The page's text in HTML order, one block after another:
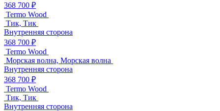
368 700 ₽
Termo Wood
Тик, Тик
Внутренняя сторона
368 700 ₽
Termo Wood
Морская волна, Морская волна
Внутренняя сторона
368 700 ₽
Termo Wood
Тик, Тик
Внутренняя сторона